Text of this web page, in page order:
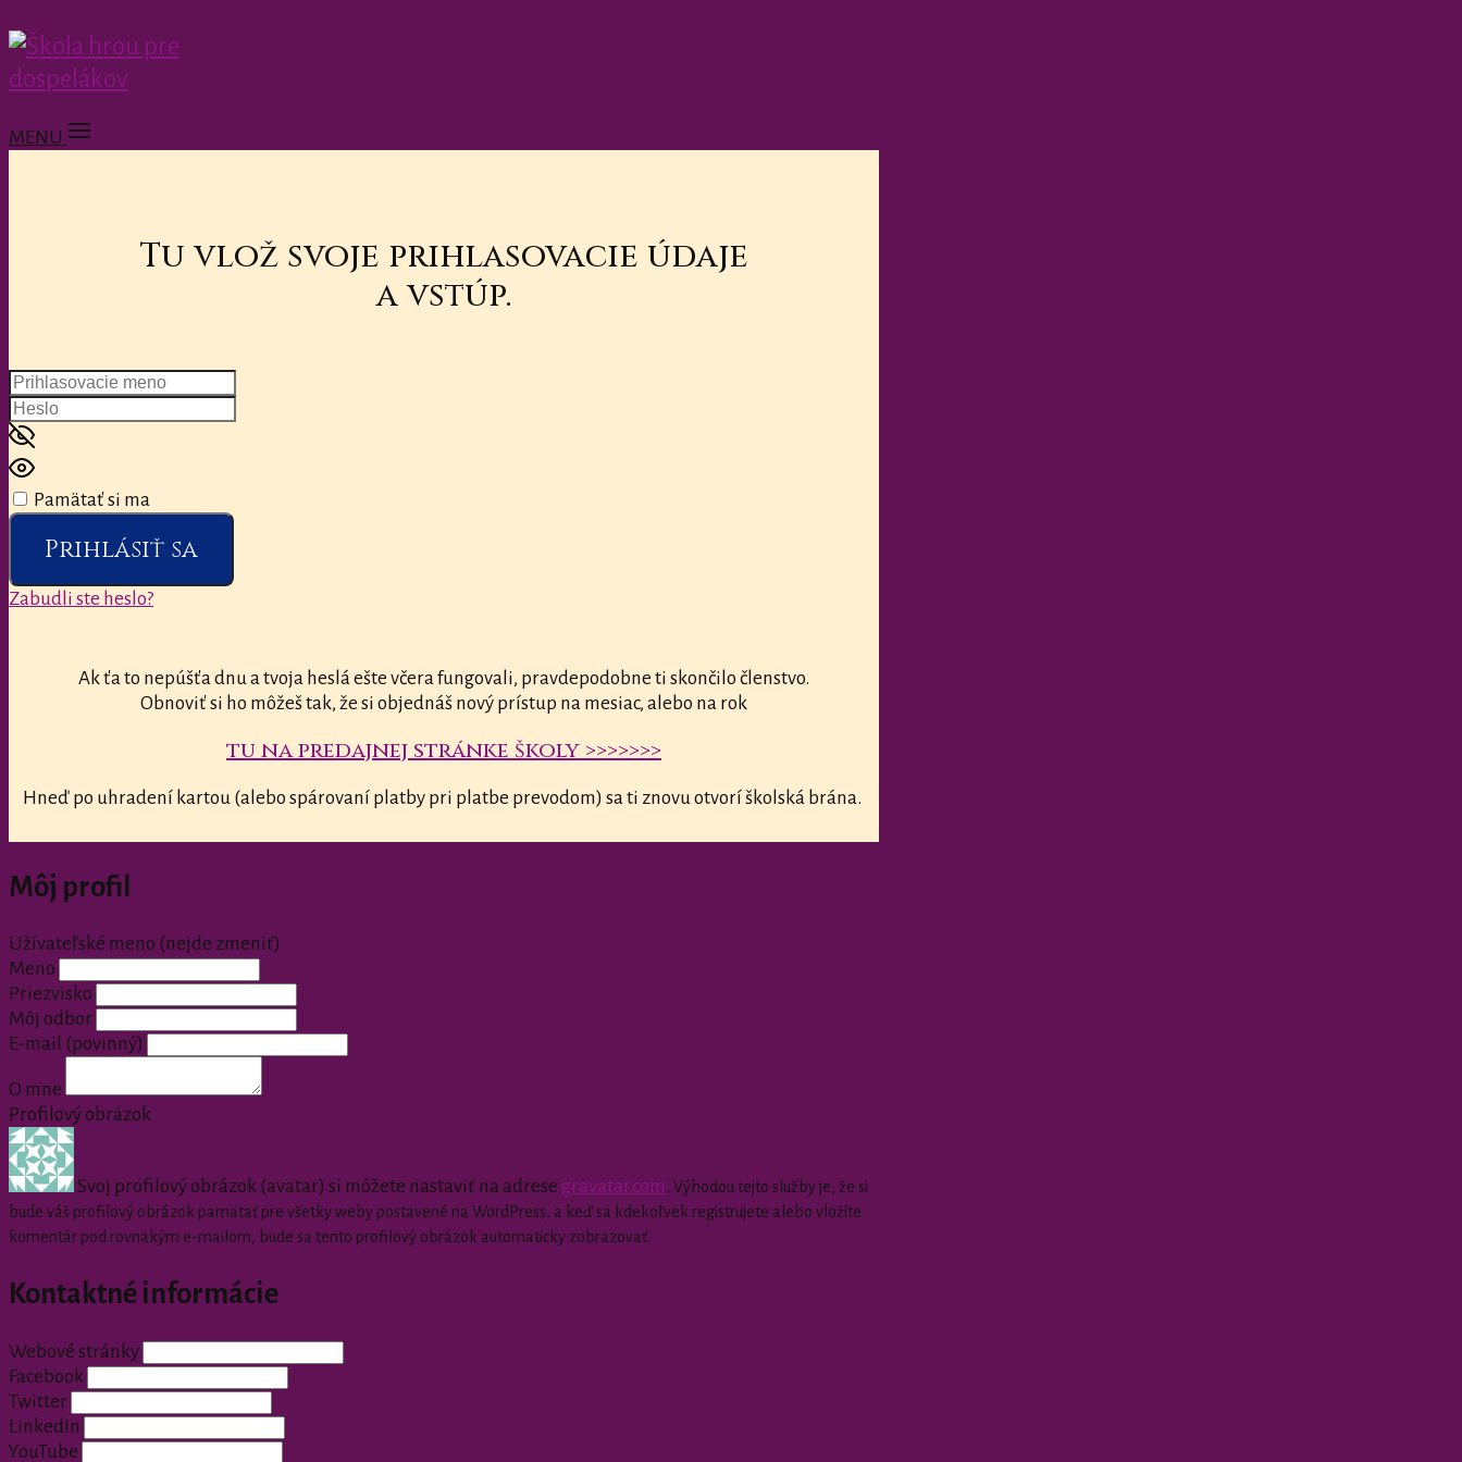
MENU
Tu vlož svoje prihlasovacie údaje
a vstúp.
Pamätať si ma
Prihlásiť sa
Zabudli ste heslo?
Ak ťa to nepúšťa dnu a tvoja heslá ešte včera fungovali, pravdepodobne ti skončilo členstvo.
Obnoviť si ho môžeš tak, že si objednáš nový prístup na mesiac, alebo na rok
tu na predajnej stránke školy >>>>>>>
Hneď po uhradení kartou (alebo spárovaní platby pri platbe prevodom) sa ti znovu otvorí školská brána.
Môj profil
Užívateľské meno (nejde zmeniť)
Meno
Priezvisko
Môj odbor
E-mail
(povinný)
O mne
Profilový obrázok
Svoj profilový obrázok (avatar) si môžete nastaviť na adrese gravatar.com . Výhodou tejto služby je, že si
bude váš profilový obrázok pamätať pre všetky weby postavené na WordPress, a keď sa kdekoľvek registrujete alebo vložíte
komentár pod rovnakým e-mailom, bude sa tento profilový obrázok automaticky zobrazovať.
Kontaktné informácie
Webové stránky
Facebook
Twitter
LinkedIn
YouTube